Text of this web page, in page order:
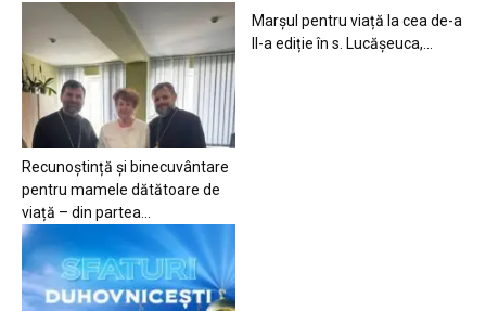
Recunoștință și binecuvântare
pentru mamele dătătoare de
viață – din partea...
Marșul pentru viață la cea de-a
II-a ediție în s. Lucășeuca,...